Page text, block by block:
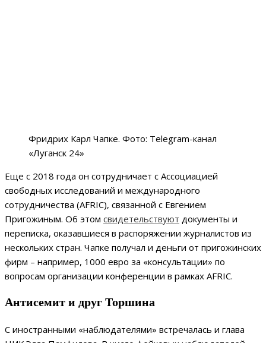
Фридрих Карл Чапке. Фото: Telegram-канал
«Луганск 24»
Еще с 2018 года он сотрудничает с Ассоциацией
свободных исследований и международного
сотрудничества (AFRIC), связанной с Евгением
Пригожиным. Об этом свидетельствуют документы и
переписка, оказавшиеся в распоряжении журналистов из
нескольких стран. Чапке получал и деньги от пригожинских
фирм – например, 1000 евро за «консультации» по
вопросам организации конференции в рамках AFRIC.
Антисемит и друг Торшина
С иностранными «наблюдателями» встречалась и глава